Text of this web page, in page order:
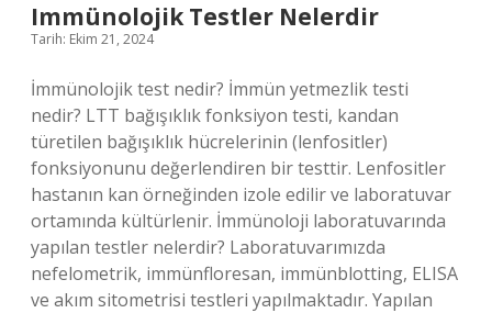
Immünolojik Testler Nelerdir
Tarih: Ekim 21, 2024
İmmünolojik test nedir? İmmün yetmezlik testi
nedir? LTT bağışıklık fonksiyon testi, kandan
türetilen bağışıklık hücrelerinin (lenfositler)
fonksiyonunu değerlendiren bir testtir. Lenfositler
hastanın kan örneğinden izole edilir ve laboratuvar
ortamında kültürlenir. İmmünoloji laboratuvarında
yapılan testler nelerdir? Laboratuvarımızda
nefelometrik, immünfloresan, immünblotting, ELISA
ve akım sitometrisi testleri yapılmaktadır. Yapılan